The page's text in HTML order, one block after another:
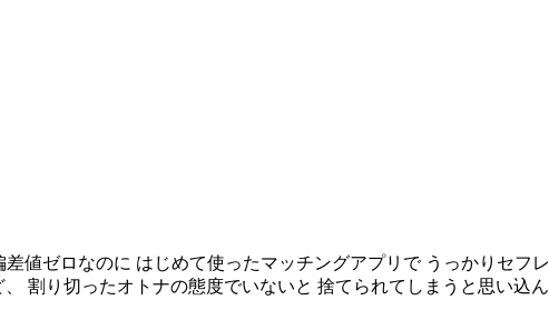
値ゼロなのに はじめて使ったマッチングアプリで うっかりセフ
割り切ったオトナの態度でいないと 捨てられてしまうと思い込